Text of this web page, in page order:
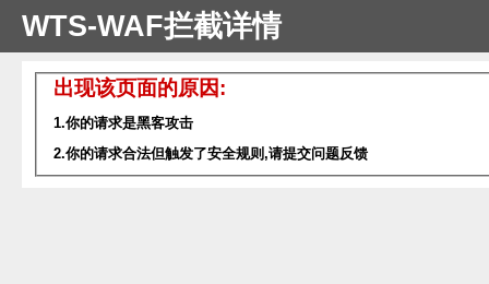
WTS-WAF拦截详情
出现该页面的原因:
1.你的请求是黑客攻击
2.你的请求合法但触发了安全规则,请提交问题反馈